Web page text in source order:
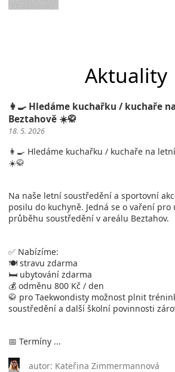
Aktuality
👩‍🍳 Hledáme kuchařku / kuchaře
Beztahově ☀️🥋
18. 5. 2026
👩‍🍳 Hledáme kuchařku / kuchaře na
☀️🥋
Na naše letní soustředění a sportovní
posilu do kuchyně. Jedná se o vaření pro
průběhu soustředění v areálu Beztahov.
✅ Nabízíme:
🍽️ stravu zdarma
🛏️ ubytování zdarma
💰 odměnu 800 Kč / den
🥋 pro Taekwondisty možnost plnit
soustředění a další školní povinnosti
📅 Termíny ...
autor: Kateřina Zimmermannová